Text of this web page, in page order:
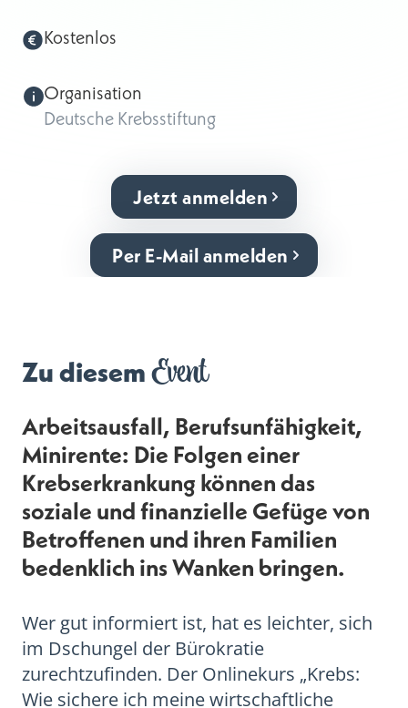
Kostenlos
Organisation
Deutsche Krebsstiftung
Jetzt anmelden
Per E-Mail anmelden
Zu diesemEvent
Arbeitsausfall, Berufsunfähigkeit,
Minirente: Die Folgen einer
Krebserkrankung können das
soziale und finanzielle Gefüge von
Betroffenen und ihren Familien
bedenklich ins Wanken bringen.
Wer gut informiert ist, hat es leichter, sich
im Dschungel der Bürokratie
zurechtzufinden. Der Onlinekurs „Krebs:
Wie sichere ich meine wirtschaftliche